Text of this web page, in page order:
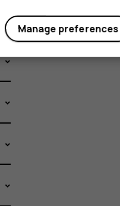
Manage preferences